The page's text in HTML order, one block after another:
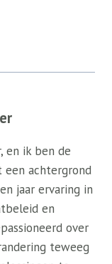
en ik ben de
een achtergrond
jaar ervaring in
en
over
teweeg